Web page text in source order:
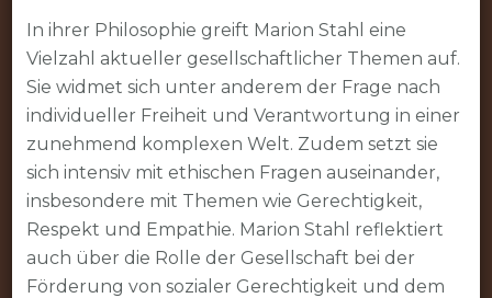
In ihrer Philosophie greift Marion Stahl eine
Vielzahl aktueller gesellschaftlicher Themen auf.
Sie widmet sich unter anderem der Frage nach
individueller Freiheit und Verantwortung in einer
zunehmend komplexen Welt. Zudem setzt sie
sich intensiv mit ethischen Fragen auseinander,
insbesondere mit Themen wie Gerechtigkeit,
Respekt und Empathie. Marion Stahl reflektiert
auch über die Rolle der Gesellschaft bei der
Förderung von sozialer Gerechtigkeit und dem